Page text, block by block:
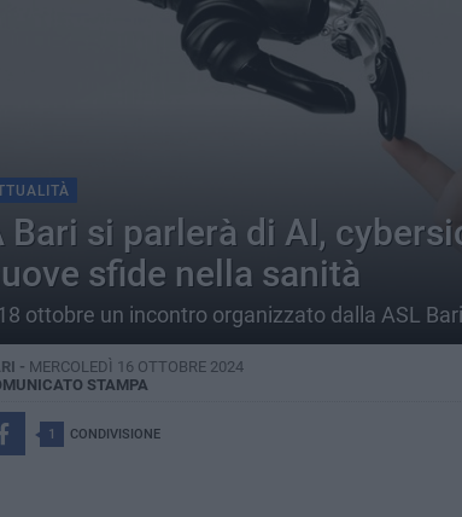
Bari si parlerà di AI,
sfide nella sanità
ottobre un incontro organizzato dalla ASL Bari
- MERCOLEDÌ 16 OTTOBRE 2024
STAMPA
1 CONDIVISIONE